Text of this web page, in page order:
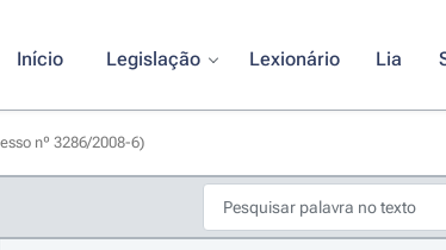
Início Legislação Lexionário Lia
nº 3286/2008-6)